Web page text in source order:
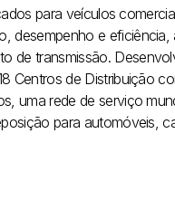
para veículos
desempenho e
de transmissão.
Centros de Distribuição
uma rede de serviço
para automóveis,